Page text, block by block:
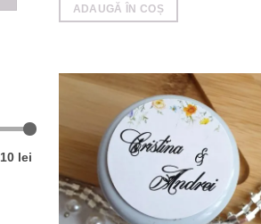
10 lei
ADAUGĂ ÎN COȘ
Add to
wishlist